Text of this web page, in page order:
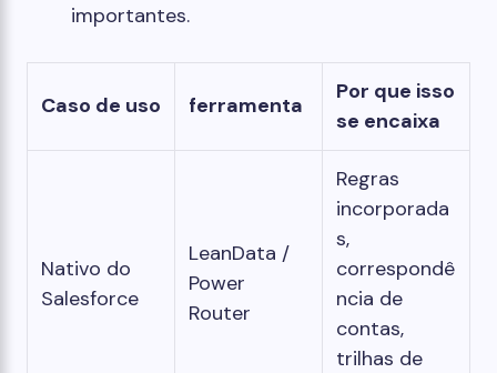
importantes.
Caso de uso ferramenta
Por que isso
se encaixa
Nativo do
Salesforce
LeanData /
Power
Router
Regras
incorporada
s,
correspondê
ncia de
contas,
trilhas de